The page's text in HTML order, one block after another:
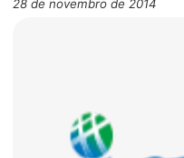
28 de novembro de 2014